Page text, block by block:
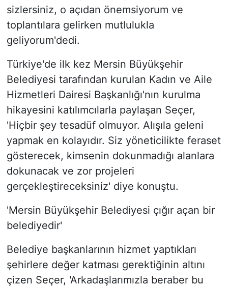
sizlersiniz, o açıdan önemsiyorum ve
toplantılara gelirken mutlulukla
geliyorum'dedi.
Türkiye'de ilk kez Mersin Büyükşehir
Belediyesi tarafından kurulan Kadın ve Aile
Hizmetleri Dairesi Başkanlığı'nın kurulma
hikayesini katılımcılarla paylaşan Seçer,
'Hiçbir şey tesadüf olmuyor. Alışıla geleni
yapmak en kolayıdır. Siz yöneticilikte feraset
gösterecek, kimsenin dokunmadığı alanlara
dokunacak ve zor projeleri
gerçekleştireceksiniz' diye konuştu.
'Mersin Büyükşehir Belediyesi çığır açan bir
belediyedir'
Belediye başkanlarının hizmet yaptıkları
şehirlere değer katması gerektiğinin altını
çizen Seçer, 'Arkadaşlarımızla beraber bu